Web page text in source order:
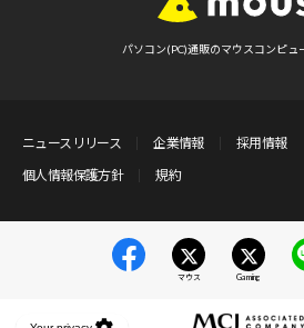
パソコン(PC)通販のマウスコンピュ
ニュースリリース 企業情報
採用情報
個人情報保護方針
規約
マウス Gaming